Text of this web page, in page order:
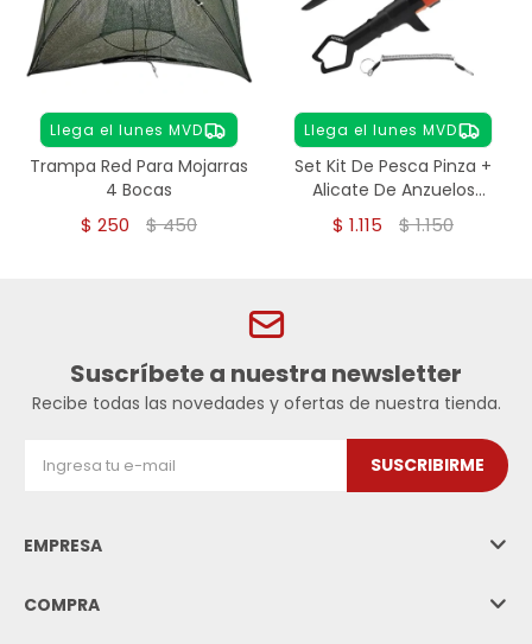
Llega el lunes MVD
Trampa Red Para Mojarras
4 Bocas
$ 250 $450
Llega el lunes MVD
Set Kit De Pesca Pinza +
Alicate De Anzuelos
Mosquetón
$ 1.115 $1.150
Suscríbete a nuestra newsletter
Recibe todas las novedades y ofertas de nuestra tienda.
SUSCRIBIRME
EMPRESA
COMPRA